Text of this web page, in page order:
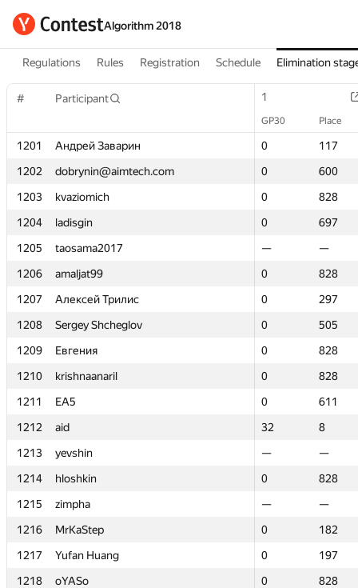
Algorithm 2018
Regulations Rules Registration Schedule Elimination
# Participant 1
GP30 Place
1201 Андрей Заварин 0
117
1202
dobrynin@aimtech.com 0
600
1203
kvaziomich 0
828
1204
ladisgin 0
697
1205
taosama2017 —
—
1206
amaljat99 0
828
1207
Алексей Трилис 0
297
1208
Sergey Shcheglov 0
505
1209
Евгения 0
828
1210
krishnaanaril 0
828
1211
EA5 0
611
1212
aid 32
8
1213
yevshin —
—
1214
hloshkin 0
828
1215
zimpha —
—
1216
MrKaStep 0
182
1217
Yufan Huang 0
197
1218
oYASo 0
828
# Participant 1
GP30 Place
1201 Андрей Заварин 0
117
1202
dobrynin@aimtech.com 0
600
1203
kvaziomich 0
828
1204
ladisgin 0
697
1205
taosama2017 —
—
1206
amaljat99 0
828
1207
Алексей Трилис 0
297
1208
Sergey Shcheglov 0
505
1209
Евгения 0
828
1210
krishnaanaril 0
828
1211
EA5 0
611
1212
aid 32
8
1213
yevshin —
—
1214
hloshkin 0
828
1215
zimpha —
—
1216
MrKaStep 0
182
1217
Yufan Huang 0
197
1218
oYASo 0
828